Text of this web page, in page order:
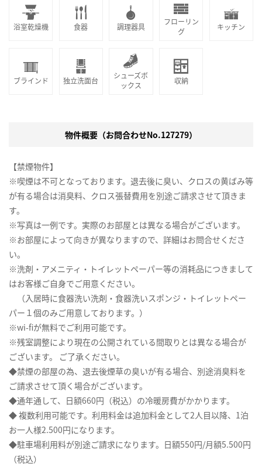
浴室乾燥機 食器 調理器具
フローリン
グ
キッチン
ブラインド 独立洗面台
シューズボ
ックス
収納
物件概要（お問合わせNo.127279）
【禁煙物件】
※喫煙は不可となっております。退去後に臭い、クロスの黄ばみ等
が有る場合は消臭料、クロス張替費用を別途ご請求させて頂きま
す。
※写真は一例です。実際のお部屋とは異なる場合がございます。
※お部屋によって向きが異なりますので、詳細はお問合せくださ
い。
※洗剤・アメニティ・トイレットペーパー等の消耗品につきまして
はお客様ご自身でご用意ください。
（入居時に食器洗い洗剤・食器洗いスポンジ・トイレットペー
パー１個のみご用意しております。）
※wi-fiが無料でご利用可能です。
※残室調整により現在の公開されている間取りとは異なる場合が
ございます。 ご了承ください。
◆禁煙の部屋の為、退去後煙草の臭いが有る場合、別途消臭料を
ご請求させて頂く場合がございます。
◆通年通して、日額660円（税込）の冷暖房費がかかります。
◆ 複数利用可能です。利用料金は追加料金として2人目以降、1泊
お一人様2.500円になります。
◆駐車場利用料が別途ご請求になります。日額550円/月額5.500円
（税込）